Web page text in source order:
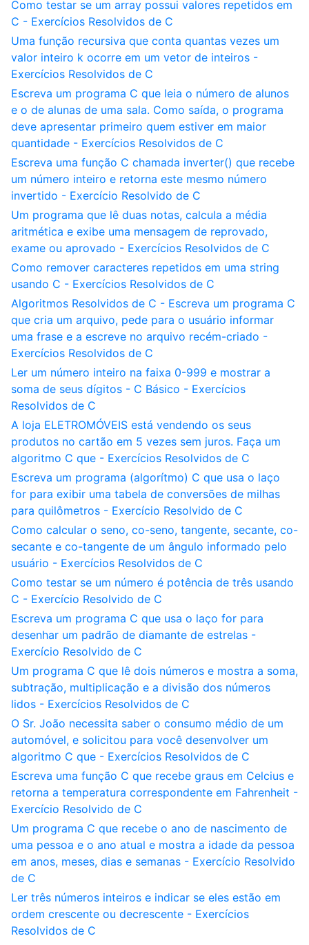
Como testar se um array possui valores repetidos em
C - Exercícios Resolvidos de C
Uma função recursiva que conta quantas vezes um
valor inteiro k ocorre em um vetor de inteiros -
Exercícios Resolvidos de C
Escreva um programa C que leia o número de alunos
e o de alunas de uma sala. Como saída, o programa
deve apresentar primeiro quem estiver em maior
quantidade - Exercícios Resolvidos de C
Escreva uma função C chamada inverter() que recebe
um número inteiro e retorna este mesmo número
invertido - Exercício Resolvido de C
Um programa que lê duas notas, calcula a média
aritmética e exibe uma mensagem de reprovado,
exame ou aprovado - Exercícios Resolvidos de C
Como remover caracteres repetidos em uma string
usando C - Exercícios Resolvidos de C
Algoritmos Resolvidos de C - Escreva um programa C
que cria um arquivo, pede para o usuário informar
uma frase e a escreve no arquivo recém-criado -
Exercícios Resolvidos de C
Ler um número inteiro na faixa 0-999 e mostrar a
soma de seus dígitos - C Básico - Exercícios
Resolvidos de C
A loja ELETROMÓVEIS está vendendo os seus
produtos no cartão em 5 vezes sem juros. Faça um
algoritmo C que - Exercícios Resolvidos de C
Escreva um programa (algorítmo) C que usa o laço
for para exibir uma tabela de conversões de milhas
para quilômetros - Exercício Resolvido de C
Como calcular o seno, co-seno, tangente, secante, co-
secante e co-tangente de um ângulo informado pelo
usuário - Exercícios Resolvidos de C
Como testar se um número é potência de três usando
C - Exercício Resolvido de C
Escreva um programa C que usa o laço for para
desenhar um padrão de diamante de estrelas -
Exercício Resolvido de C
Um programa C que lê dois números e mostra a soma,
subtração, multiplicação e a divisão dos números
lidos - Exercícios Resolvidos de C
O Sr. João necessita saber o consumo médio de um
automóvel, e solicitou para você desenvolver um
algoritmo C que - Exercícios Resolvidos de C
Escreva uma função C que recebe graus em Celcius e
retorna a temperatura correspondente em Fahrenheit -
Exercício Resolvido de C
Um programa C que recebe o ano de nascimento de
uma pessoa e o ano atual e mostra a idade da pessoa
em anos, meses, dias e semanas - Exercício Resolvido
de C
Ler três números inteiros e indicar se eles estão em
ordem crescente ou decrescente - Exercícios
Resolvidos de C